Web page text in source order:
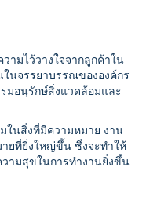
วามไว้วางใจจากลูกค้าใน
ในจรรยาบรรณขององค์กร
มอนุรักษ์สิ่งแวดล้อมและ
ในสิ่งที่มีความหมาย งาน
ยที่ยิ่งใหญ่ขึ้น ซึ่งจะทำให้
ามสุขในการทำงานยิ่งขึ้น